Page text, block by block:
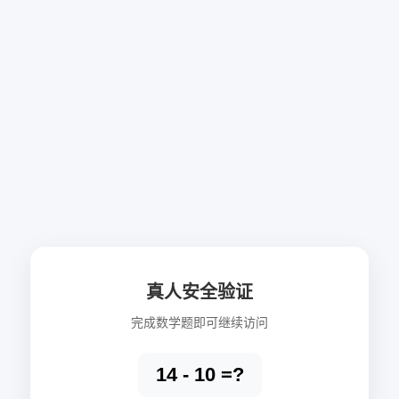
真人安全验证
完成数学题即可继续访问
14 - 10 =?